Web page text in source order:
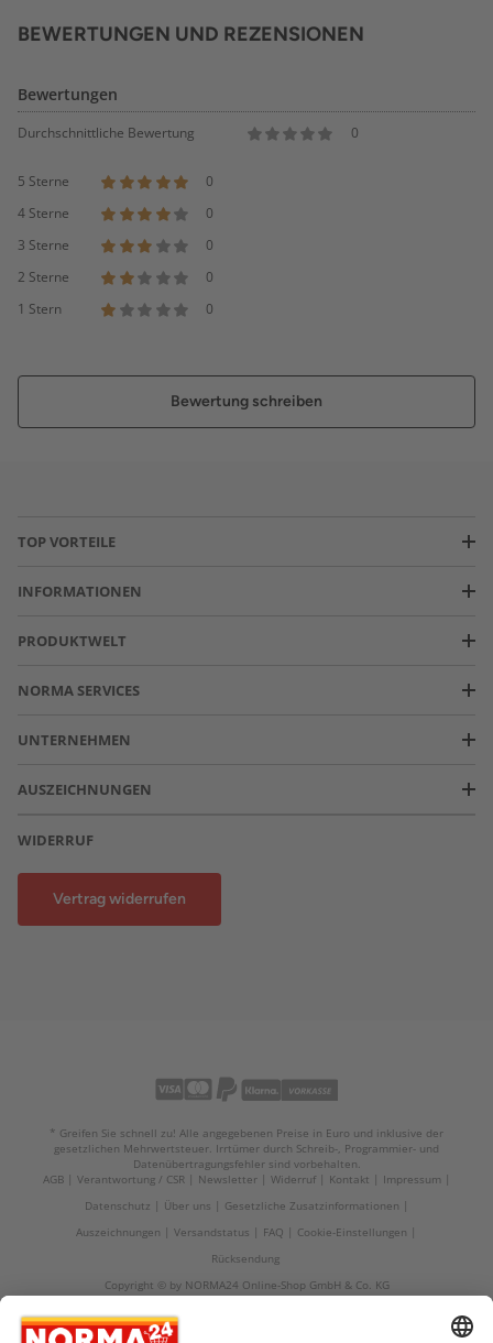
BEWERTUNGEN UND REZENSIONEN
Bewertungen
Durchschnittliche Bewertung 0
5 Sterne
0
4 Sterne
0
3 Sterne
0
2 Sterne
0
1 Stern
0
Bewertung schreiben
TOP VORTEILE
INFORMATIONEN
PRODUKTWELT
NORMA SERVICES
UNTERNEHMEN
AUSZEICHNUNGEN
WIDERRUF
Vertrag widerrufen
* Greifen Sie schnell zu! Alle angegebenen Preise in Euro und inklusive der
gesetzlichen Mehrwertsteuer. Irrtümer durch Schreib-, Programmier- und
Datenübertragungsfehler sind vorbehalten.
AGB
Verantwortung / CSR Newsletter Widerruf Kontakt
Impressum
Datenschutz
Über uns
Gesetzliche Zusatzinformationen
Auszeichnungen
Versandstatus FAQ
Cookie-Einstellungen
Rücksendung
Copyright © by NORMA24 Online-Shop GmbH & Co. KG